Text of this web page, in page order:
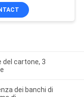
del cartone, 3
dei banchi di